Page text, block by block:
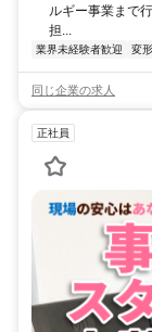
ルギー事業まで
担...
業界未経験者歓迎 変
同じ企業の求人
正社員